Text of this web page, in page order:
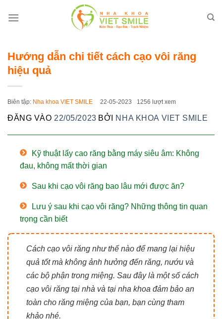
qua
Hướng dẫn chi tiết cách cạo vôi răng
hiệu quả
Biên tập: Nha khoa VIET SMILE 22-05-2023 1256 lượt xem
ĐĂNG VÀO 22/05/2023 BỞI NHA KHOA VIET SMILE
Kỹ thuật lấy cao răng bằng máy siêu âm: Không
đau, không mất thời gian
Sau khi cạo vôi răng bao lâu mới được ăn?
Lưu ý sau khi cạo vôi răng? Những thông tin quan
trọng cần biết
Cách cạo vôi răng như thế nào để mang lại hiệu
quả tốt mà không ảnh hưởng đến răng, nướu và
các bộ phận trong miệng. Sau đây là một số cách
cạo vôi răng tại nhà và tại nha khoa đảm bảo an
toàn cho răng miệng của bạn, bạn cùng tham
khảo nhé.